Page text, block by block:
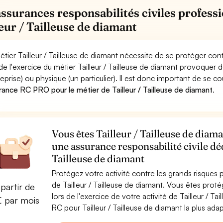
responsabilités civiles
/ Tailleuse de diamant
Tailleur / Tailleuse de diamant nécessite de se protéger
l'exercice du métier Tailleur / Tailleuse de diamant provoquer
ou physique (un particulier). Il est donc important de se
RC PRO pour le métier de Tailleur / Tailleuse de diamant.
de
par mois
Vous êtes Tailleur / Tailleuse de
une assurance responsabilité civile
Tailleuse de diamant
Protégez votre activité contre les grands risques
de Tailleur / Tailleuse de diamant. Vous êtes
lors de l'exercice de votre activité de Tailleur /
RC pour Tailleur / Tailleuse de diamant la plus